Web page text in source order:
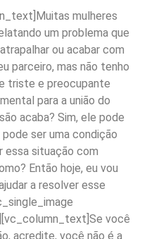
mulheres
um problema que
ou acabar com
parceiro, mas não tenho
triste e preocupante
para a união do
acaba? Sim, ele pode
ser uma condição
essa situação com
Então hoje, eu vou
a resolver esse
você
acredite, você não é a